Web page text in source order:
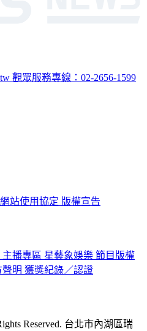
觀眾服務專線：02-2656-1599
網站使用協定 版權宣告
主播專區 星藝象娛樂 節目版權
聲明 獲獎紀錄／認證
Reserved. 台北市內湖區瑞